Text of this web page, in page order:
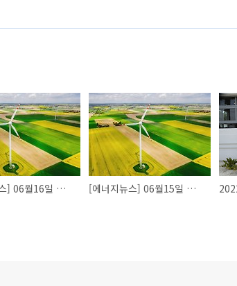
[에너지뉴스] 06월16일 에너지뉴스 [에너지뉴스] 06월15일 에너지뉴스